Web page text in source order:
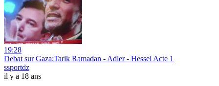
19:28
Debat sur Gaza:Tarik Ramadan - Adler - Hessel Acte 1
ssportdz
il y a 18 ans